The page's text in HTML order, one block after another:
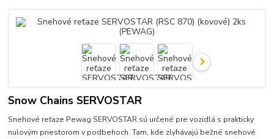
Snow Chains SERVOSTAR
Snehové reťaze Pewag SERVOSTAR sú určené pre vozidlá s prakticky
nulovým priestorom v podbehoch. Tam, kde zlyhávajú bežné snehové